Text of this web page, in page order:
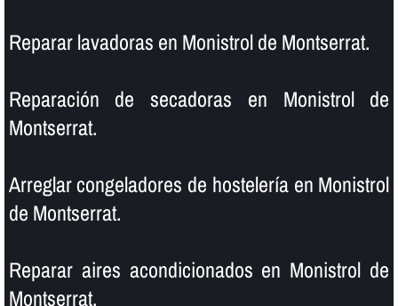
Reparar lavadoras en Monistrol de Montserrat.
Reparación de secadoras en Monistrol de
Montserrat.
Arreglar congeladores de hostelerí­a en Monistrol
de Montserrat.
Reparar aires acondicionados en Monistrol de
Montserrat.